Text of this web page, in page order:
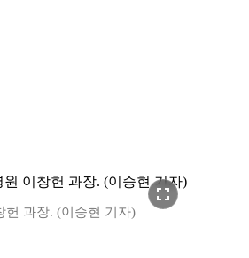
fullscreen
헌 과장. (이승현 기자)